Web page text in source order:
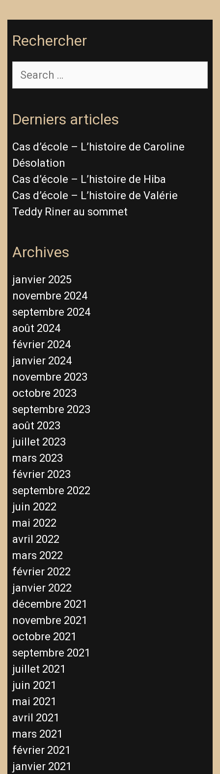
Rechercher
Derniers articles
Cas d’école – L’histoire de Caroline
Désolation
Cas d’école – L’histoire de Hiba
Cas d’école – L’histoire de Valérie
Teddy Riner au sommet
Archives
janvier 2025
novembre 2024
septembre 2024
août 2024
février 2024
janvier 2024
novembre 2023
octobre 2023
septembre 2023
août 2023
juillet 2023
mars 2023
février 2023
septembre 2022
juin 2022
mai 2022
avril 2022
mars 2022
février 2022
janvier 2022
décembre 2021
novembre 2021
octobre 2021
septembre 2021
juillet 2021
juin 2021
mai 2021
avril 2021
mars 2021
février 2021
janvier 2021